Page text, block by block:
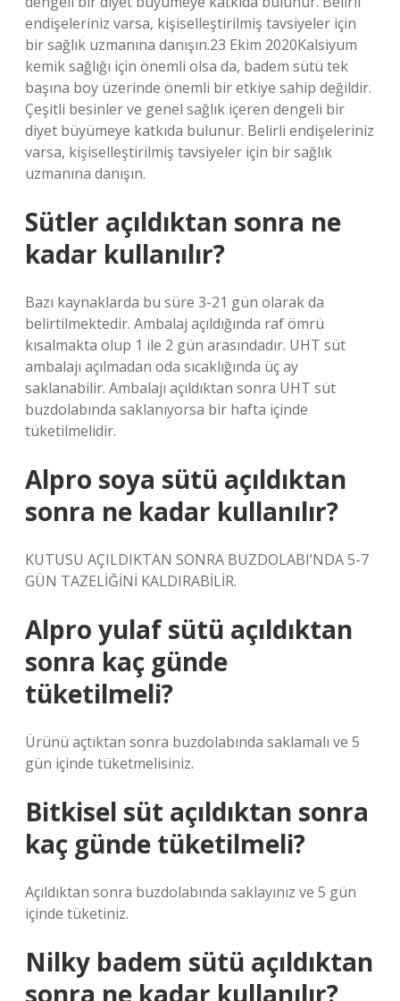
endişeleriniz varsa, kişiselleştirilmiş tavsiyeler için
bir sağlık uzmanına danışın.23 Ekim 2020Kalsiyum
kemik sağlığı için önemli olsa da, badem sütü tek
başına boy üzerinde önemli bir etkiye sahip değildir.
Çeşitli besinler ve genel sağlık içeren dengeli bir
diyet büyümeye katkıda bulunur. Belirli endişeleriniz
varsa, kişiselleştirilmiş tavsiyeler için bir sağlık
uzmanına danışın.
Sütler açıldıktan sonra ne
kadar kullanılır?
Bazı kaynaklarda bu süre 3-21 gün olarak da
belirtilmektedir. Ambalaj açıldığında raf ömrü
kısalmakta olup 1 ile 2 gün arasındadır. UHT süt
ambalajı açılmadan oda sıcaklığında üç ay
saklanabilir. Ambalajı açıldıktan sonra UHT süt
buzdolabında saklanıyorsa bir hafta içinde
tüketilmelidir.
Alpro soya sütü açıldıktan
sonra ne kadar kullanılır?
KUTUSU AÇILDIKTAN SONRA BUZDOLABI’NDA 5-7
GÜN TAZELİĞİNİ KALDIRABİLİR.
Alpro yulaf sütü açıldıktan
sonra kaç günde
tüketilmeli?
Ürünü açtıktan sonra buzdolabında saklamalı ve 5
gün içinde tüketmelisiniz.
Bitkisel süt açıldıktan sonra
kaç günde tüketilmeli?
Açıldıktan sonra buzdolabında saklayınız ve 5 gün
içinde tüketiniz.
Nilky badem sütü açıldıktan
sonra ne kadar kullanılır?